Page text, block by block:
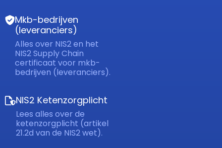
Mkb-bedrijven
(leveranciers)
Alles over NIS2 en het
NIS2 Supply Chain
certificaat voor mkb-
bedrijven (leveranciers).
NIS2 Ketenzorgplicht
Lees alles over de
ketenzorgplicht (artikel
21.2d van de NIS2 wet).